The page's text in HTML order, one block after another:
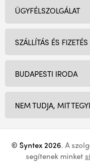
BUDAPESTI IRODA
NEM TUDJA, MIT
ÜGYFÉLSZOLGÁLAT
SZÁLLÍTÁS ÉS FIZETÉS
© Syntex 2026. A
segítenek minket